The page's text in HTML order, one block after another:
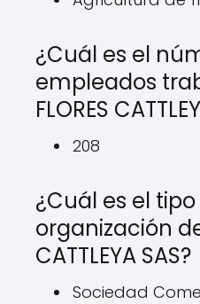
¿Cuál es el
empleados
FLORES
208
¿Cuál es el
organización de
CATTLEYA SAS?
Sociedad